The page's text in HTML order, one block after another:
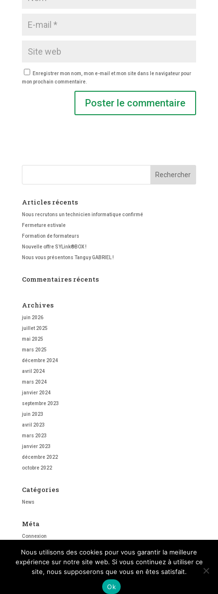
Enregistrer mon nom, mon e-mail et mon site dans le navigateur pour
mon prochain commentaire.
Articles récents
Nous recrutons un technicien informatique confirmé
Fermeture estivale
Formation de formateurs
Nouvelle offre SYLink®BOX !
Nous vous présentons Tanguy GABRIEL !
Commentaires récents
Archives
juin 2026
juillet 2025
mai 2025
mars 2025
décembre 2024
avril 2024
mars 2024
janvier 2024
septembre 2023
juin 2023
avril 2023
mars 2023
janvier 2023
décembre 2022
octobre 2022
Catégories
News
Méta
Connexion
Site de WordPress-FR
Nous utilisons des cookies pour vous garantir la meilleure
expérience sur notre site web. Si vous continuez à utiliser ce
site, nous supposerons que vous en êtes satisfait.
Ok